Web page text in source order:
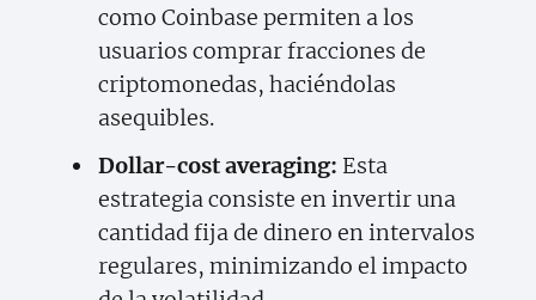
como Coinbase permiten a los
usuarios comprar fracciones de
criptomonedas, haciéndolas
asequibles.
Dollar-cost averaging: Esta
estrategia consiste en invertir una
cantidad fija de dinero en intervalos
regulares, minimizando el impacto